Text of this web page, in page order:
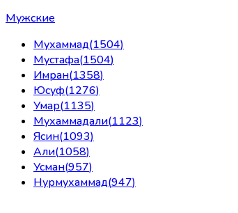
Мужские
Мухаммад(1504)
Мустафа(1504)
Имран(1358)
Юсуф(1276)
Умар(1135)
Мухаммадали(1123)
Ясин(1093)
Али(1058)
Усман(957)
Нурмухаммад(947)